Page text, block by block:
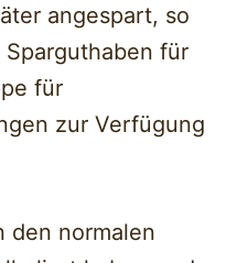
angespart, so
für
für
zur Verfügung
den normalen